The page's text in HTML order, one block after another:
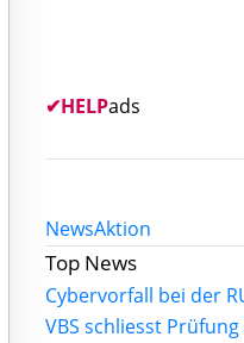
✔HELPads
NewsAktion
Top News
Cybervorfall bei der
VBS schliesst